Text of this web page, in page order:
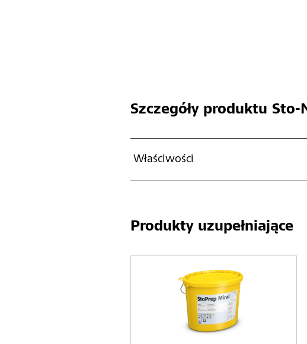
Szczegóły produktu Sto-
Właściwości
Produkty uzupełniające